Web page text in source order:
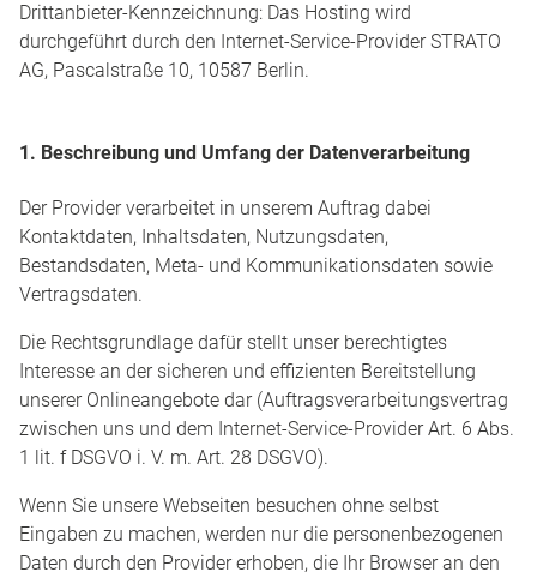
Drittanbieter-Kennzeichnung: Das Hosting wird
durchgeführt durch den Internet-Service-Provider STRATO
AG, Pascalstraße 10, 10587 Berlin.
1. Beschreibung und Umfang der Datenverarbeitung
Der Provider verarbeitet in unserem Auftrag dabei
Kontaktdaten, Inhaltsdaten, Nutzungsdaten,
Bestandsdaten, Meta- und Kommunikationsdaten sowie
Vertragsdaten.
Die Rechtsgrundlage dafür stellt unser berechtigtes
Interesse an der sicheren und effizienten Bereitstellung
unserer Onlineangebote dar (Auftragsverarbeitungsvertrag
zwischen uns und dem Internet-Service-Provider Art. 6 Abs.
1 lit. f DSGVO i. V. m. Art. 28 DSGVO).
Wenn Sie unsere Webseiten besuchen ohne selbst
Eingaben zu machen, werden nur die personenbezogenen
Daten durch den Provider erhoben, die Ihr Browser an den